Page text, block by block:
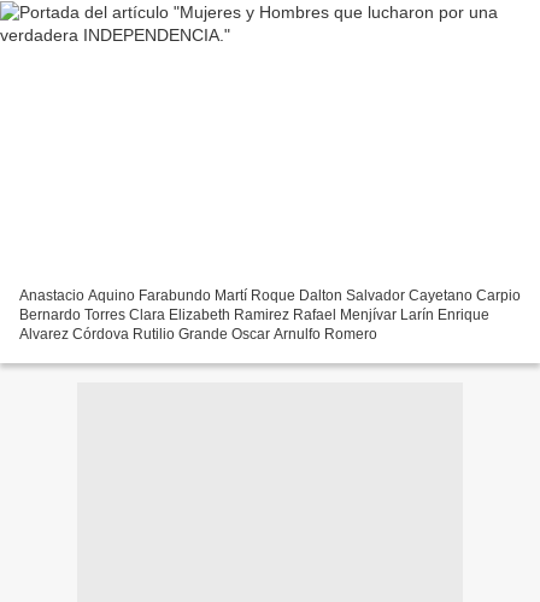
Anastacio Aquino Farabundo Martí Roque Dalton Salvador Cayetano Carpio
Bernardo Torres Clara Elizabeth Ramirez Rafael Menjívar Larín Enrique
Alvarez Córdova Rutilio Grande Oscar Arnulfo Romero